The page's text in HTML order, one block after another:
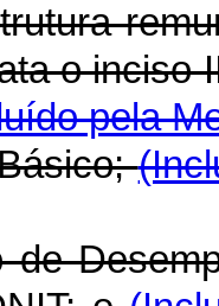
o inciso
pela